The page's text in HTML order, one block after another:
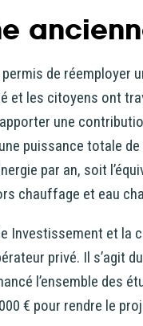
de réemployer
et les citoyens ont
une
puissance totale
par an, soit
chauffage et eau
Investissement et la
privé. Il s’agit
l’ensemble des
€ pour rendre le